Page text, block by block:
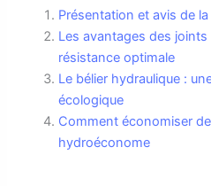
Présentation et avis de
Les avantages des
résistance optimale
Le bélier hydraulique :
écologique
Comment économiser
hydroéconome